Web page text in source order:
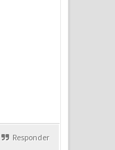
Responder